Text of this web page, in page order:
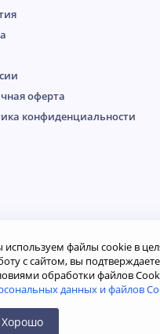
оферта
кoнфидeнциaльнoсти
«Самсон», 2026. Вся
положениями ст. 437
использовать наш сайт,
в соответствии с
файлы cookie в
с сайтом, вы
обработки файлов
данных и файлов
Хорошо